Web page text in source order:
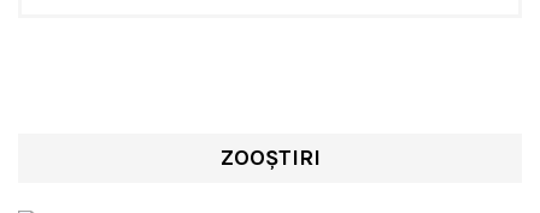
ZOOȘTIRI